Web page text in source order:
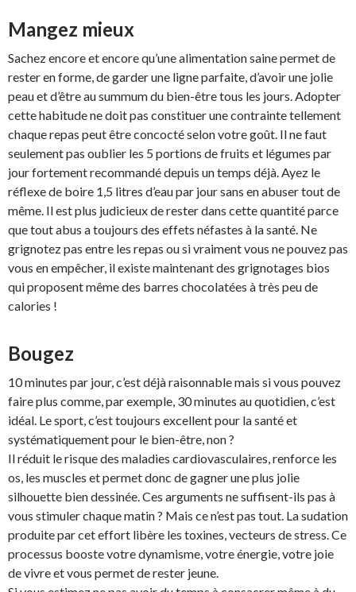
Mangez mieux
Sachez encore et encore qu’une alimentation saine permet de
rester en forme, de garder une ligne parfaite, d’avoir une jolie
peau et d’être au summum du bien-être tous les jours. Adopter
cette habitude ne doit pas constituer une contrainte tellement
chaque repas peut être concocté selon votre goût. Il ne faut
seulement pas oublier les 5 portions de fruits et légumes par
jour fortement recommandé depuis un temps déjà. Ayez le
réflexe de boire 1,5 litres d’eau par jour sans en abuser tout de
même. Il est plus judicieux de rester dans cette quantité parce
que tout abus a toujours des effets néfastes à la santé. Ne
grignotez pas entre les repas ou si vraiment vous ne pouvez pas
vous en empêcher, il existe maintenant des grignotages bios
qui proposent même des barres chocolatées à très peu de
calories !
Bougez
10 minutes par jour, c’est déjà raisonnable mais si vous pouvez
faire plus comme, par exemple, 30 minutes au quotidien, c’est
idéal. Le sport, c’est toujours excellent pour la santé et
systématiquement pour le bien-être, non ?
Il réduit le risque des maladies cardiovasculaires, renforce les
os, les muscles et permet donc de gagner une plus jolie
silhouette bien dessinée. Ces arguments ne suffisent-ils pas à
vous stimuler chaque matin ? Mais ce n’est pas tout. La sudation
produite par cet effort libère les toxines, vecteurs de stress. Ce
processus booste votre dynamisme, votre énergie, votre joie
de vivre et vous permet de rester jeune.